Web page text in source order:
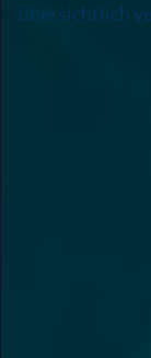
übersichtlich